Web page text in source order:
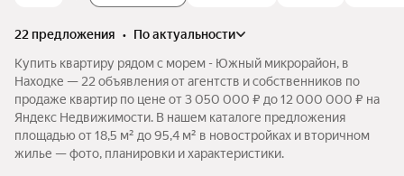
22 предложения •
по актуальности
Купить квартиру рядом с морем - Южный микрорайон, в
Находке — 22 объявления от агентств и собственников по
продаже квартир по цене от 3 050 000 ₽ до 12 000 000 ₽ на
Яндекс Недвижимости. В нашем каталоге предложения
площадью от 18,5 м² до 95,4 м² в новостройках и вторичном
жилье — фото, планировки и характеристики.